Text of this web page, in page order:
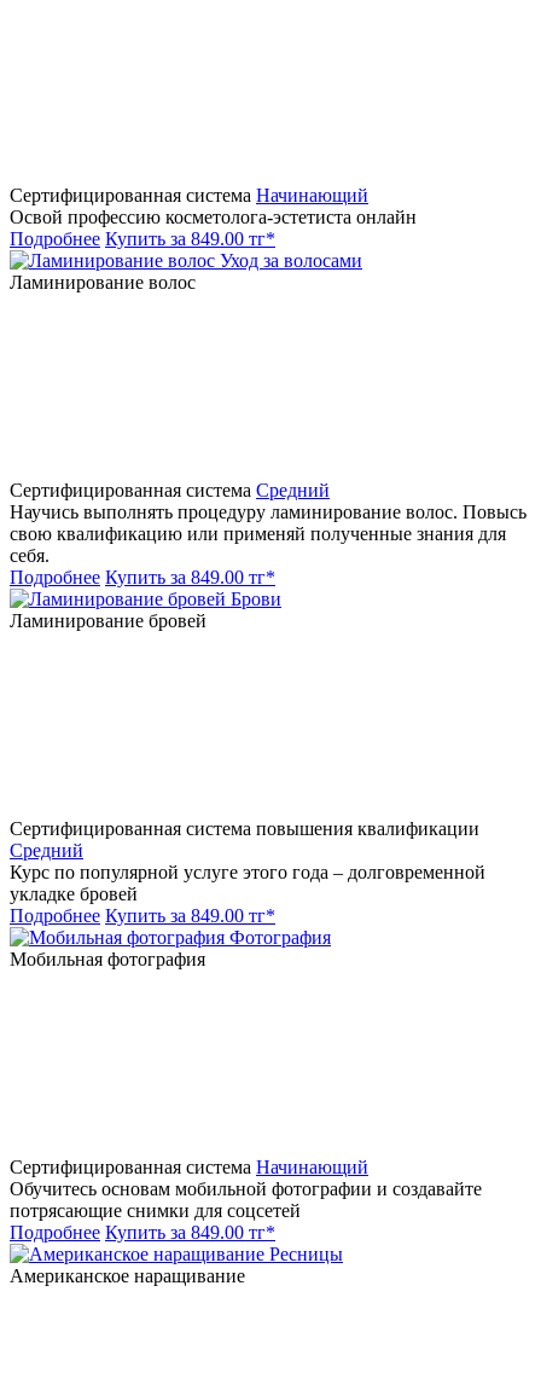
Сертифицированная система Начинающий
Освой профессию косметолога-эстетиста онлайн
Подробнее Купить за 849.00 тг*
Уход за волосами
Ламинирование волос
Сертифицированная система Средний
Научись выполнять процедуру ламинирование волос. Повысь
свою квалификацию или применяй полученные знания для
себя.
Подробнее Купить за 849.00 тг*
Брови
Ламинирование бровей
Сертифицированная система повышения квалификации
Средний
Курс по популярной услуге этого года – долговременной
укладке бровей
Подробнее Купить за 849.00 тг*
Фотография
Мобильная фотография
Сертифицированная система Начинающий
Обучитесь основам мобильной фотографии и создавайте
потрясающие снимки для соцсетей
Подробнее Купить за 849.00 тг*
Ресницы
Американское наращивание